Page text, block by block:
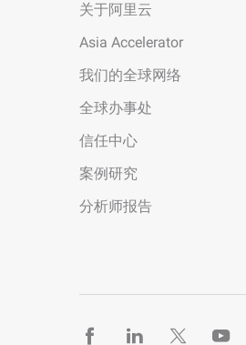
关于阿里云
Asia Accelerator
我们的全球网络
全球办事处
信任中心
案例研究
分析师报告